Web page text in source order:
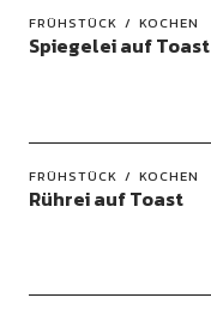
FRÜHSTÜCK KOCHEN
Spiegelei auf Toast
FRÜHSTÜCK KOCHEN
Rührei auf Toast